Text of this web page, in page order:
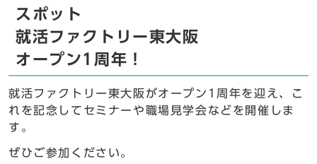
スポット
就活ファクトリー東大阪
オープン1周年！
就活ファクトリー東大阪がオープン1周年を迎え、こ
れを記念してセミナーや職場見学会などを開催しま
す。
ぜひご参加ください。